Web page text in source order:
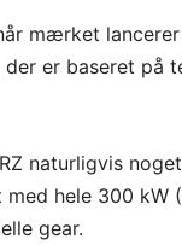
mærket
er baseret på
naturligvis
hele 300
gear.